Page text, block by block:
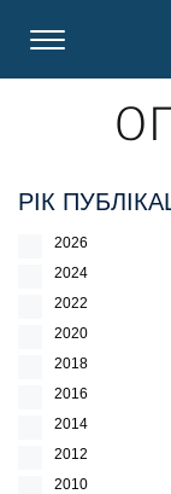
РІК
2026
2024
2022
2020
2018
2016
2014
2012
2010